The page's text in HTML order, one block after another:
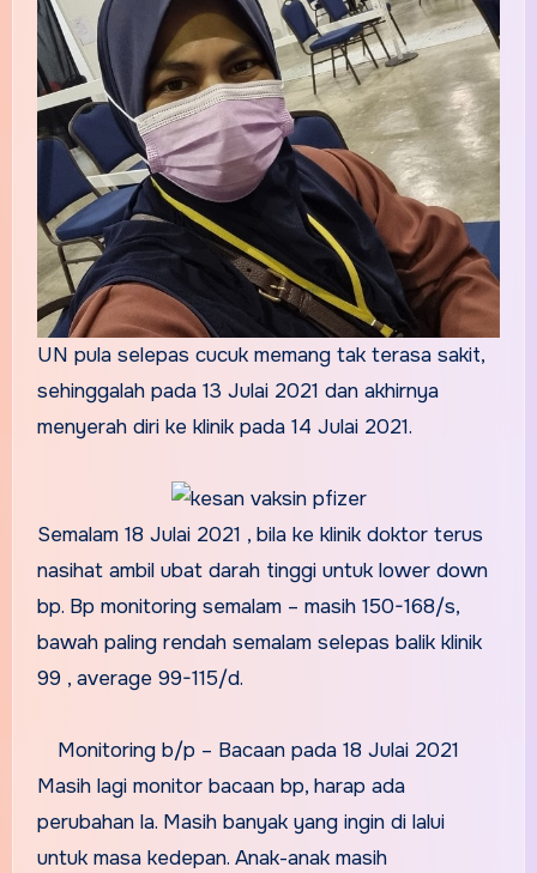
UN pula selepas cucuk memang tak terasa sakit,
sehinggalah pada 13 Julai 2021 dan akhirnya
menyerah diri ke klinik pada 14 Julai 2021.
Semalam 18 Julai 2021 , bila ke klinik doktor terus
nasihat ambil ubat darah tinggi untuk lower down
bp. Bp monitoring semalam – masih 150-168/s,
bawah paling rendah semalam selepas balik klinik
99 , average 99-115/d.
Monitoring b/p – Bacaan pada 18 Julai 2021
Masih lagi monitor bacaan bp, harap ada
perubahan la. Masih banyak yang ingin di lalui
untuk masa kedepan. Anak-anak masih